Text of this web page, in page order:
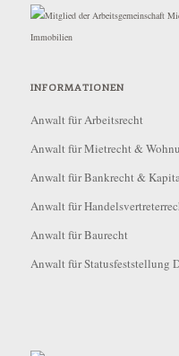
INFORMATIONEN
Anwalt für Arbeitsrecht
Anwalt für Mietrecht &
Anwalt für Bankrecht &
Anwalt für
Anwalt für Baurecht
Anwalt für Statusfeststellung